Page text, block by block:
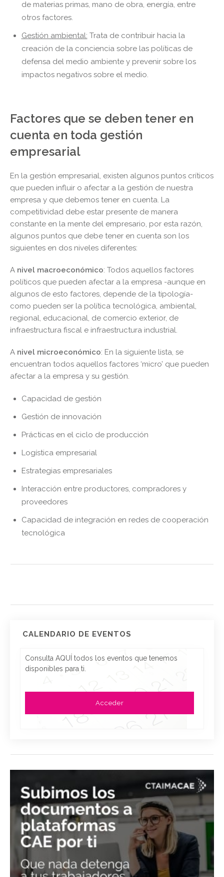
de materias primas, mano de obra, energía, entre
otros factores.
Gestión ambiental: Trata de contribuir hacia la
creación de la conciencia sobre las políticas de
defensa del medio ambiente y prevenir sobre los
impactos negativos sobre el medio.
Factores que se deben tener en
cuenta en toda gestión
empresarial
En la gestión empresarial, existen algunos puntos críticos
que pueden influir o afectar a la gestión de nuestra
empresa y que debemos tener en cuenta. La
competitividad debe estar presente de manera
constante en la mente del empresario, por esta razón,
algunos puntos que debe tener en cuenta son los
siguientes en dos niveles diferentes:
A nivel macroeconómico: Todos aquellos factores
políticos que pueden afectar a la empresa -aunque en
algunos de esto factores, depende de la tipología-
como pueden ser la política tecnológica, ambiental,
regional, educacional, de comercio exterior, de
infraestructura fiscal e infraestructura industrial.
A nivel microeconómico: En la siguiente lista, se
encuentran todos aquellos factores ‘micro’ que pueden
afectar a la empresa y su gestión.
Capacidad de gestión
Gestión de innovación
Prácticas en el ciclo de producción
Logística empresarial
Estrategias empresariales
Interacción entre productores, compradores y
proveedores
Capacidad de integración en redes de cooperación
tecnológica
CALENDARIO DE EVENTOS
Consulta AQUÍ todos los eventos que tenemos
disponibles para ti.
Acceder